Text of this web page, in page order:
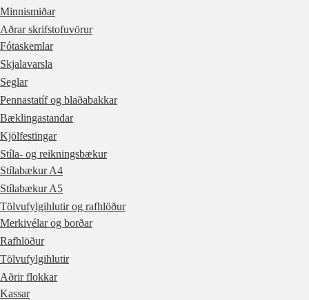
Minnismiðar
Aðrar skrifstofuvörur
Fótaskemlar
Skjalavarsla
Seglar
Pennastatíf og blaðabakkar
Bæklingastandar
Kjölfestingar
Stíla- og reikningsbækur
Stílabækur A4
Stílabækur A5
Tölvufylgihlutir og rafhlöður
Merkivélar og borðar
Rafhlöður
Tölvufylgihlutir
Aðrir flokkar
Kassar